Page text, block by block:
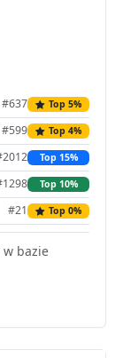
#637 Top 5%
#599 Top 4%
Top 15%
Top 10%
#21 Top 0%
w bazie